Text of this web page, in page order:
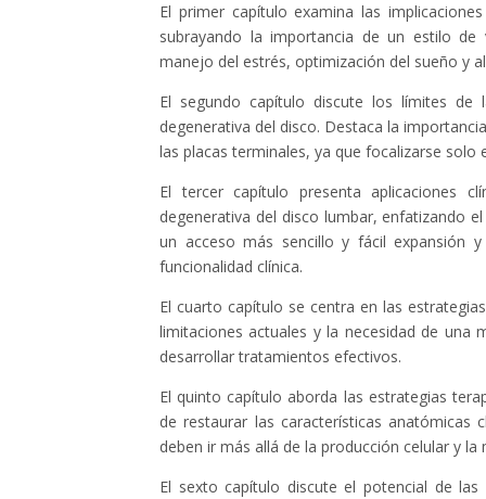
El primer capítulo examina las
subrayando la importancia de un estilo de
manejo del estrés, optimización del sueño y
El segundo capítulo discute los límites de
degenerativa del disco. Destaca la
las placas terminales, ya que focalizarse
El tercer capítulo presenta aplicaciones
degenerativa del disco lumbar, enfatizando
un acceso más sencillo y fácil expansión
funcionalidad clínica.
El cuarto capítulo se centra en las
limitaciones actuales y la necesidad de
desarrollar tratamientos efectivos.
El quinto capítulo aborda las estrategias
de restaurar las características anatómicas
deben ir más allá de la producción celular y la
El sexto capítulo discute el potencial de